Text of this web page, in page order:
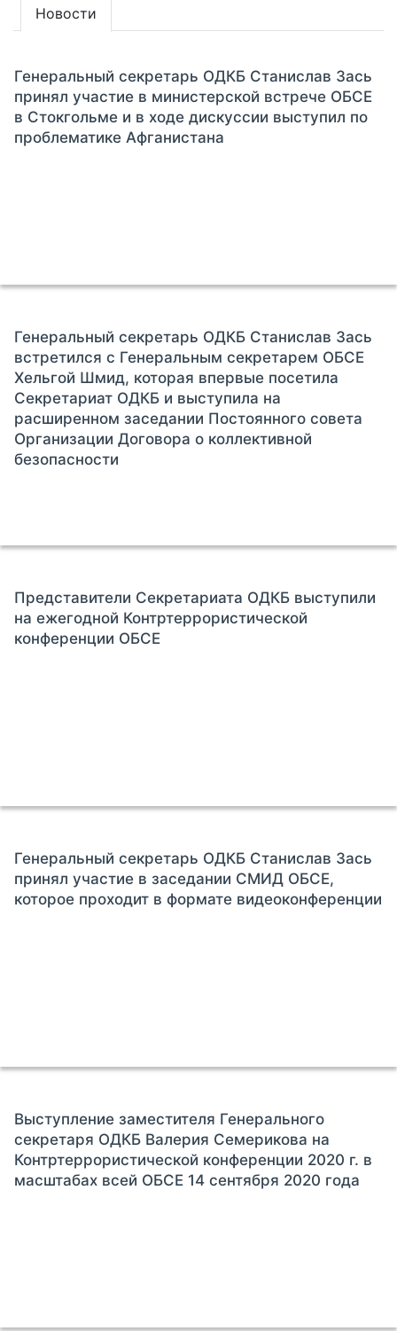
Новости
Генеральный секретарь ОДКБ Станислав Зась
принял участие в министерской встрече ОБСЕ
в Стокгольме и в ходе дискуссии выступил по
проблематике Афганистана
Генеральный секретарь ОДКБ Станислав Зась
встретился с Генеральным секретарем ОБСЕ
Хельгой Шмид, которая впервые посетила
Секретариат ОДКБ и выступила на
расширенном заседании Постоянного совета
Организации Договора о коллективной
безопасности
Представители Секретариата ОДКБ выступили
на ежегодной Контртеррористической
конференции ОБСЕ
Генеральный секретарь ОДКБ Станислав Зась
принял участие в заседании СМИД ОБСЕ,
которое проходит в формате видеоконференции
Выступление заместителя Генерального
секретаря ОДКБ Валерия Семерикова на
Контртеррористической конференции 2020 г. в
масштабах всей ОБСЕ 14 сентября 2020 года